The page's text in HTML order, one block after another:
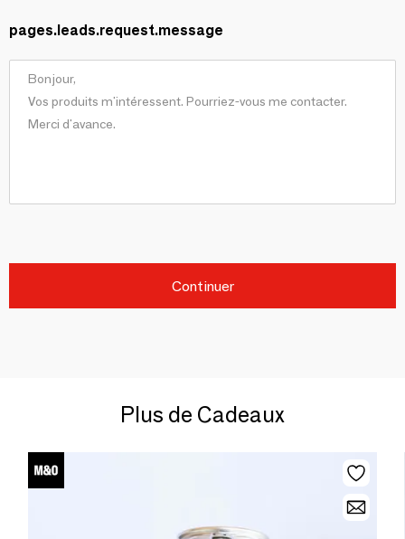
pages.leads.request.message
Continuer
Plus de Cadeaux